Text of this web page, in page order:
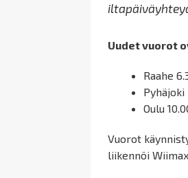
Uudet vuorot
Raahe
Pyhäjoki
Oulu
Vuorot
liikennöi Wiimax